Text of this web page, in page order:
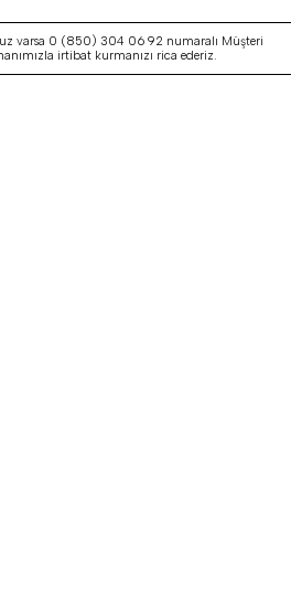
varsa 0 (850) 304 06 92 numaralı Müşteri
irtibat kurmanızı rica ederiz.